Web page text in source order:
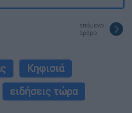
επόμενο
άρθρο
Κηφισιά
ειδήσεις τώρα